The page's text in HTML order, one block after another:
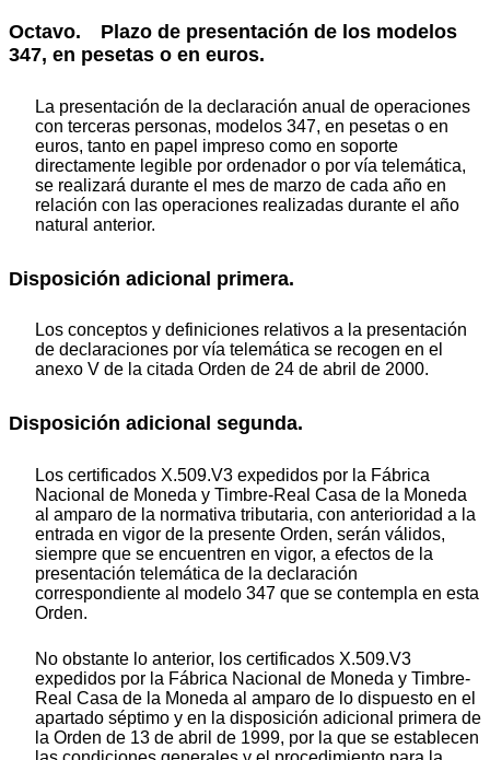
Octavo. Plazo de presentación de los modelos
347, en pesetas o en euros.
La presentación de la declaración anual de operaciones
con terceras personas, modelos 347, en pesetas o en
euros, tanto en papel impreso como en soporte
directamente legible por ordenador o por vía telemática,
se realizará durante el mes de marzo de cada año en
relación con las operaciones realizadas durante el año
natural anterior.
Disposición adicional primera.
Los conceptos y definiciones relativos a la presentación
de declaraciones por vía telemática se recogen en el
anexo V de la citada Orden de 24 de abril de 2000.
Disposición adicional segunda.
Los certificados X.509.V3 expedidos por la Fábrica
Nacional de Moneda y Timbre-Real Casa de la Moneda
al amparo de la normativa tributaria, con anterioridad a la
entrada en vigor de la presente Orden, serán válidos,
siempre que se encuentren en vigor, a efectos de la
presentación telemática de la declaración
correspondiente al modelo 347 que se contempla en esta
Orden.
No obstante lo anterior, los certificados X.509.V3
expedidos por la Fábrica Nacional de Moneda y Timbre-
Real Casa de la Moneda al amparo de lo dispuesto en el
apartado séptimo y en la disposición adicional primera de
la Orden de 13 de abril de 1999, por la que se establecen